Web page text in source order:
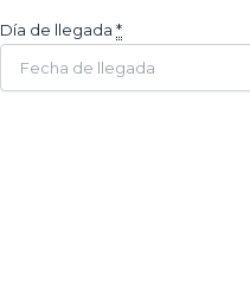
Día de llegada *